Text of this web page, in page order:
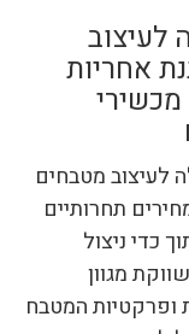
לעיצוב
אחריות
לעיצוב מטבחים
תחרותיים
כדי ניצול
מגוון
ופרקטיות המטבח